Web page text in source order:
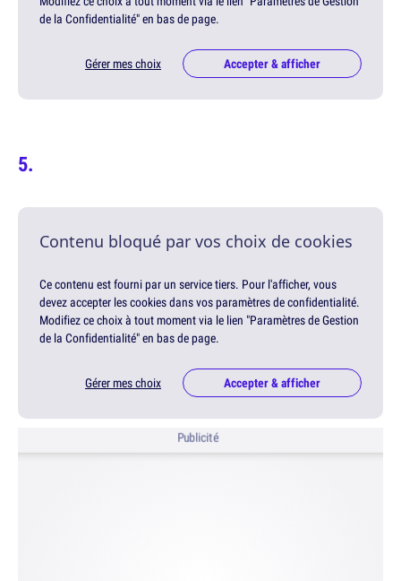
de la Confidentialité" en bas de page.
Gérer mes choix Accepter & afficher
Contenu bloqué par vos choix de cookies
Ce contenu est fourni par un service tiers. Pour l'afficher, vous
devez accepter les cookies dans vos paramètres de confidentialité.
Modifiez ce choix à tout moment via le lien "Paramètres de Gestion
de la Confidentialité" en bas de page.
Gérer mes choix Accepter & afficher
Publicité